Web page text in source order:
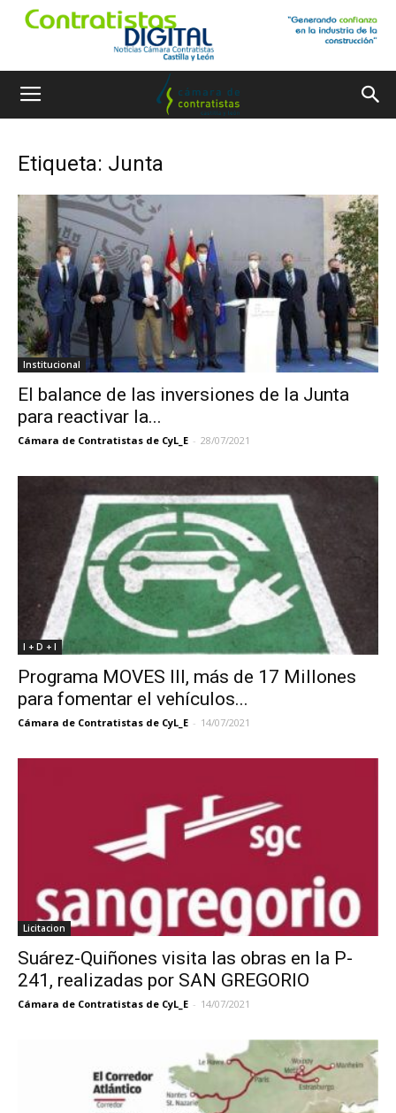
Etiqueta: Junta
Institucional
El balance de las inversiones de la Junta
para reactivar la...
Cámara de Contratistas de CyL_E - 28/07/2021
I + D + I
Programa MOVES III, más de 17 Millones
para fomentar el vehículos...
Cámara de Contratistas de CyL_E - 14/07/2021
Licitacion
Suárez-Quiñones visita las obras en la P-
241, realizadas por SAN GREGORIO
Cámara de Contratistas de CyL_E - 14/07/2021